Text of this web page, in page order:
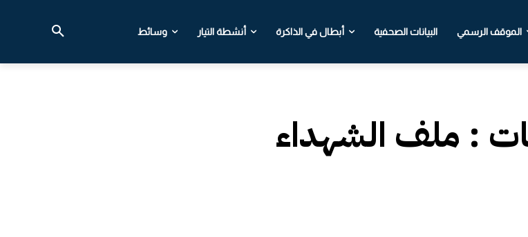
الموقف الرسمي البيانات الصحفية أبطال في الذاكرة أنشطة التيار وسائط
: ملف الشهداء